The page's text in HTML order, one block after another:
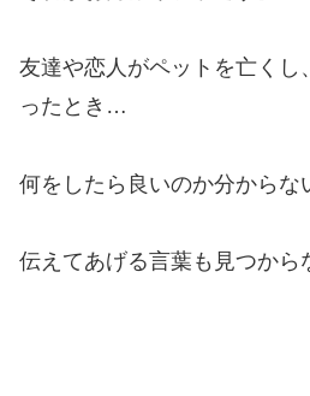
友達や恋人がペットを亡くし
ったとき…
何をしたら良いのか分からな
伝えてあげる言葉も見つから